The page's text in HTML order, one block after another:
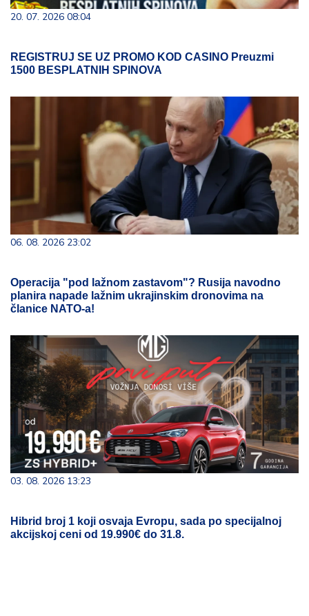
20. 07. 2026 08:04
REGISTRUJ SE UZ PROMO KOD CASINO Preuzmi
1500 BESPLATNIH SPINOVA
06. 08. 2026 23:02
Operacija "pod lažnom zastavom"? Rusija navodno
planira napade lažnim ukrajinskim dronovima na
članice NATO-a!
03. 08. 2026 13:23
Hibrid broj 1 koji osvaja Evropu, sada po specijalnoj
akcijskoj ceni od 19.990€ do 31.8.